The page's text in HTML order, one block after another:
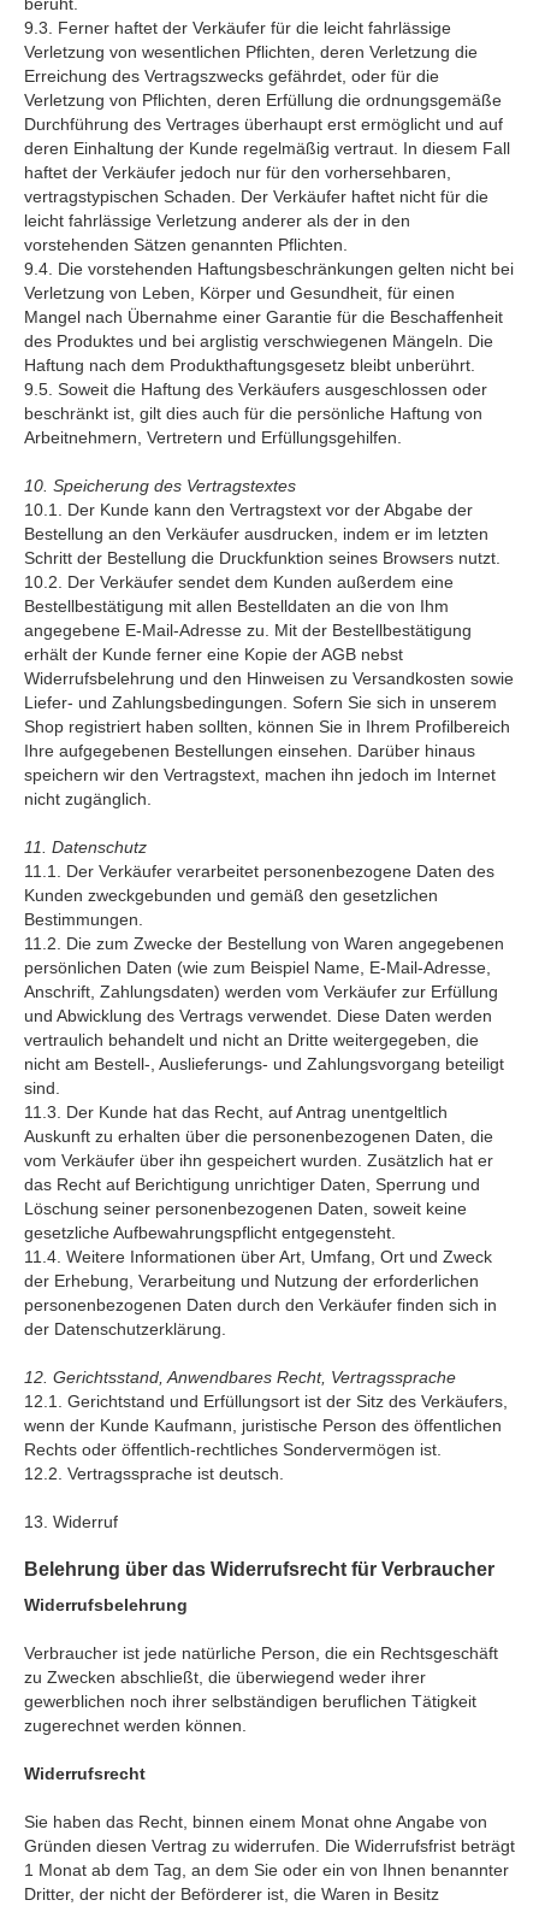
9.3. Ferner haftet der Verkäufer für die leicht fahrlässige
Verletzung von wesentlichen Pflichten, deren Verletzung die
Erreichung des Vertragszwecks gefährdet, oder für die
Verletzung von Pflichten, deren Erfüllung die ordnungsgemäße
Durchführung des Vertrages überhaupt erst ermöglicht und auf
deren Einhaltung der Kunde regelmäßig vertraut. In diesem Fall
haftet der Verkäufer jedoch nur für den vorhersehbaren,
vertragstypischen Schaden. Der Verkäufer haftet nicht für die
leicht fahrlässige Verletzung anderer als der in den
vorstehenden Sätzen genannten Pflichten.
9.4. Die vorstehenden Haftungsbeschränkungen gelten nicht bei
Verletzung von Leben, Körper und Gesundheit, für einen
Mangel nach Übernahme einer Garantie für die Beschaffenheit
des Produktes und bei arglistig verschwiegenen Mängeln. Die
Haftung nach dem Produkthaftungsgesetz bleibt unberührt.
9.5. Soweit die Haftung des Verkäufers ausgeschlossen oder
beschränkt ist, gilt dies auch für die persönliche Haftung von
Arbeitnehmern, Vertretern und Erfüllungsgehilfen.
10. Speicherung des Vertragstextes
10.1. Der Kunde kann den Vertragstext vor der Abgabe der
Bestellung an den Verkäufer ausdrucken, indem er im letzten
Schritt der Bestellung die Druckfunktion seines Browsers nutzt.
10.2. Der Verkäufer sendet dem Kunden außerdem eine
Bestellbestätigung mit allen Bestelldaten an die von Ihm
angegebene E-Mail-Adresse zu. Mit der Bestellbestätigung
erhält der Kunde ferner eine Kopie der AGB nebst
Widerrufsbelehrung und den Hinweisen zu Versandkosten sowie
Liefer- und Zahlungsbedingungen. Sofern Sie sich in unserem
Shop registriert haben sollten, können Sie in Ihrem Profilbereich
Ihre aufgegebenen Bestellungen einsehen. Darüber hinaus
speichern wir den Vertragstext, machen ihn jedoch im Internet
nicht zugänglich.
11. Datenschutz
11.1. Der Verkäufer verarbeitet personenbezogene Daten des
Kunden zweckgebunden und gemäß den gesetzlichen
Bestimmungen.
11.2. Die zum Zwecke der Bestellung von Waren angegebenen
persönlichen Daten (wie zum Beispiel Name, E-Mail-Adresse,
Anschrift, Zahlungsdaten) werden vom Verkäufer zur Erfüllung
und Abwicklung des Vertrags verwendet. Diese Daten werden
vertraulich behandelt und nicht an Dritte weitergegeben, die
nicht am Bestell-, Auslieferungs- und Zahlungsvorgang beteiligt
sind.
11.3. Der Kunde hat das Recht, auf Antrag unentgeltlich
Auskunft zu erhalten über die personenbezogenen Daten, die
vom Verkäufer über ihn gespeichert wurden. Zusätzlich hat er
das Recht auf Berichtigung unrichtiger Daten, Sperrung und
Löschung seiner personenbezogenen Daten, soweit keine
gesetzliche Aufbewahrungspflicht entgegensteht.
11.4. Weitere Informationen über Art, Umfang, Ort und Zweck
der Erhebung, Verarbeitung und Nutzung der erforderlichen
personenbezogenen Daten durch den Verkäufer finden sich in
der Datenschutzerklärung.
12. Gerichtsstand, Anwendbares Recht, Vertragssprache
12.1. Gerichtstand und Erfüllungsort ist der Sitz des Verkäufers,
wenn der Kunde Kaufmann, juristische Person des öffentlichen
Rechts oder öffentlich-rechtliches Sondervermögen ist.
12.2. Vertragssprache ist deutsch.
13. Widerruf
Belehrung über das Widerrufsrecht für Verbraucher
Widerrufsbelehrung
Verbraucher ist jede natürliche Person, die ein Rechtsgeschäft
zu Zwecken abschließt, die überwiegend weder ihrer
gewerblichen noch ihrer selbständigen beruflichen Tätigkeit
zugerechnet werden können.
Widerrufsrecht
Sie haben das Recht, binnen einem Monat ohne Angabe von
Gründen diesen Vertrag zu widerrufen. Die Widerrufsfrist beträgt
1 Monat ab dem Tag, an dem Sie oder ein von Ihnen benannter
Dritter, der nicht der Beförderer ist, die Waren in Besitz